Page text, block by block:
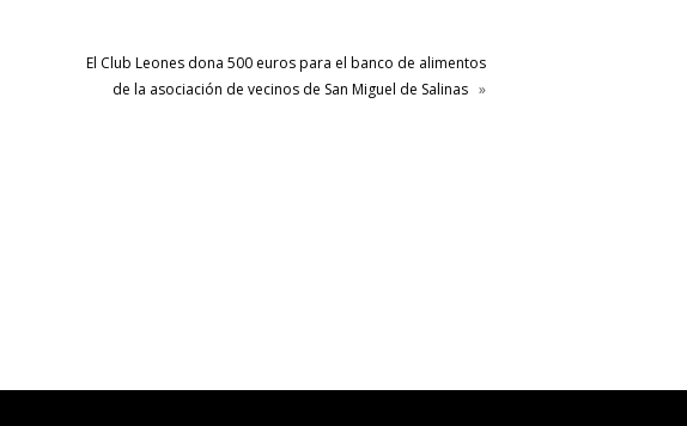
El Club Leones dona 500 euros para el banco de alimentos
de la asociación de vecinos de San Miguel de Salinas »